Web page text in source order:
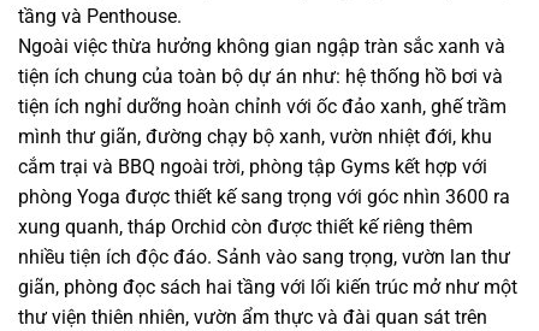
tầng và Penthouse.
Ngoài việc thừa hưởng không gian ngập tràn sắc xanh và
tiện ích chung của toàn bộ dự án như: hệ thống hồ bơi và
tiện ích nghỉ dưỡng hoàn chỉnh với ốc đảo xanh, ghế trầm
mình thư giãn, đường chạy bộ xanh, vườn nhiệt đới, khu
cắm trại và BBQ ngoài trời, phòng tập Gyms kết hợp với
phòng Yoga được thiết kế sang trọng với góc nhìn 3600 ra
xung quanh, tháp Orchid còn được thiết kế riêng thêm
nhiều tiện ích độc đáo. Sảnh vào sang trọng, vườn lan thư
giãn, phòng đọc sách hai tầng với lối kiến trúc mở như một
thư viện thiên nhiên, vườn ẩm thực và đài quan sát trên